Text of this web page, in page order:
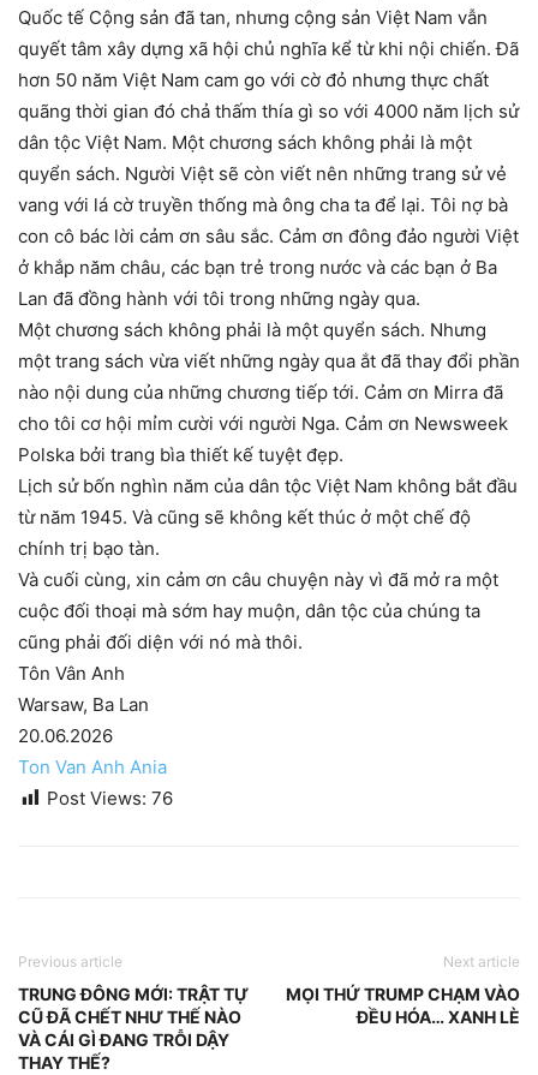
Quốc tế Cộng sản đã tan, nhưng cộng sản Việt Nam vẫn
quyết tâm xây dựng xã hội chủ nghĩa kể từ khi nội chiến. Đã
hơn 50 năm Việt Nam cam go với cờ đỏ nhưng thực chất
quãng thời gian đó chả thấm thía gì so với 4000 năm lịch sử
dân tộc Việt Nam. Một chương sách không phải là một
quyển sách. Người Việt sẽ còn viết nên những trang sử vẻ
vang với lá cờ truyền thống mà ông cha ta để lại. Tôi nợ bà
con cô bác lời cảm ơn sâu sắc. Cảm ơn đông đảo người Việt
ở khắp năm châu, các bạn trẻ trong nước và các bạn ở Ba
Lan đã đồng hành với tôi trong những ngày qua.
Một chương sách không phải là một quyển sách. Nhưng
một trang sách vừa viết những ngày qua ắt đã thay đổi phần
nào nội dung của những chương tiếp tới. Cảm ơn Mirra đã
cho tôi cơ hội mỉm cười với người Nga. Cảm ơn Newsweek
Polska bởi trang bìa thiết kế tuyệt đẹp.
Lịch sử bốn nghìn năm của dân tộc Việt Nam không bắt đầu
từ năm 1945. Và cũng sẽ không kết thúc ở một chế độ
chính trị bạo tàn.
Và cuối cùng, xin cảm ơn câu chuyện này vì đã mở ra một
cuộc đối thoại mà sớm hay muộn, dân tộc của chúng ta
cũng phải đối diện với nó mà thôi.
Tôn Vân Anh
Warsaw, Ba Lan
20.06.2026
Ton Van Anh Ania
Post Views: 76
Previous article
TRUNG ĐÔNG MỚI: TRẬT TỰ
CŨ ĐÃ CHẾT NHƯ THẾ NÀO
VÀ CÁI GÌ ĐANG TRỖI DẬY
THAY THẾ?
Next article
MỌI THỨ TRUMP CHẠM VÀO
ĐỀU HÓA… XANH LÈ